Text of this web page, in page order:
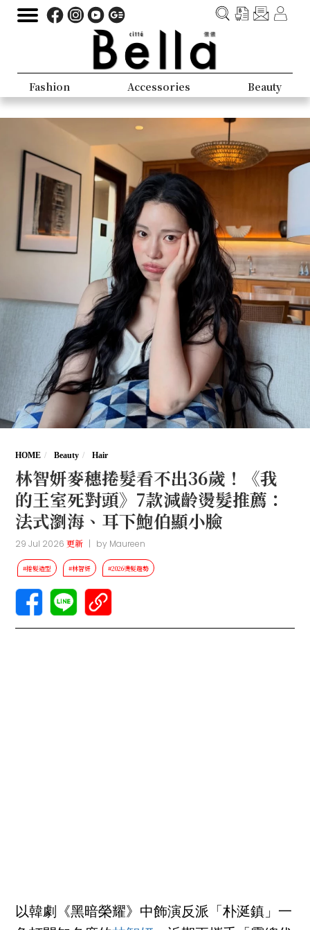
Fashion Accessories Beauty
HOME Beauty Hair
林智妍麥穗捲髮看不出36歲！《我
的王室死對頭》7款減齡燙髮推薦：
法式瀏海、耳下鮑伯顯小臉
29 Jul 2026更新 | by Maureen
#捲髮造型 #林智妍 #2026燙髮趨勢
以韓劇《黑暗榮耀》中飾演反派「朴涎鎮」一